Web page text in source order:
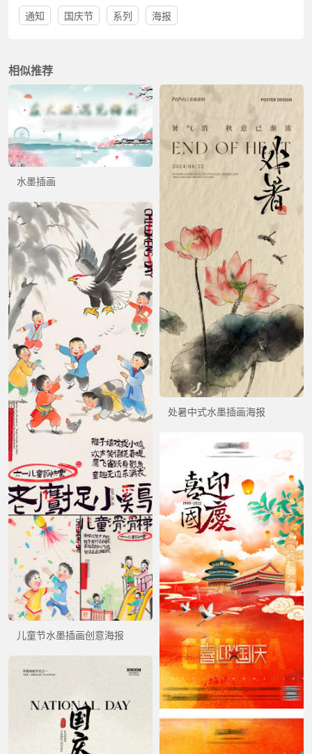
通知 国庆节 系列 海报
相似推荐
水墨插画
处暑中式水墨插画海报
儿童节水墨插画创意海报